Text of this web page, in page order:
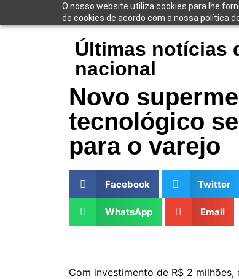
O nosso website utiliza cookies para lhe
de cookies de acordo com a nossa política
Últimas notícias
nacional
Novo
tecnológico
para o varejo
Facebook Twitter
WhatsApp Email
Com investimento de R$ 2